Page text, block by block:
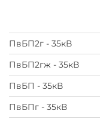
ПвБП2г - 35кВ
ПвБП2гж - 35кВ
ПвБП - 35кВ
ПвБПг - 35кВ